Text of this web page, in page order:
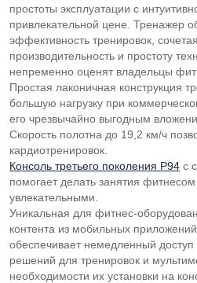
простоты эксплуатации с
привлекательной цене. Тренажер
эффективность тренировок,
производительность и простоту
непременно оценят владельцы
Простая лаконичная конструкция
большую нагрузку при
его чрезвычайно выгодным
Скорость полотна до 19,2 км/ч
кардиотренировок.
Консоль третьего поколения P94 с
помогает делать занятия
увлекательными.
Уникальная для фитнес-
контента из мобильных
обеспечивает немедленный доступ
решений для тренировок и
необходимости их установки на